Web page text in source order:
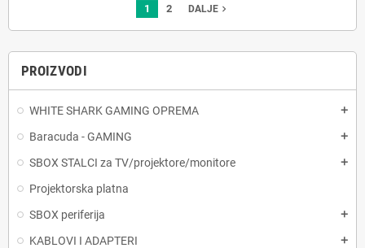
PROIZVODI
WHITE SHARK GAMING OPREMA add
Baracuda - GAMING add
SBOX STALCI za TV/projektore/monitore add
Projektorska platna
SBOX periferija
add
KABLOVI I ADAPTERI add
1 2 DALJEnavigate_next